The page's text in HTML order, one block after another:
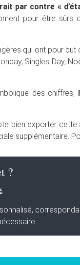
par contre «
pour être sûrs
qui ont pour
Singles Day,
des chiffres,
bien exporter cette
supplémentaire.
?
.